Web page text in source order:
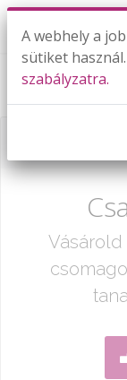
Már csak egy
Vásárold
A webhely a
sütiket
szabályzatra.